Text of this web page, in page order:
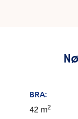
BRA:
42 m2